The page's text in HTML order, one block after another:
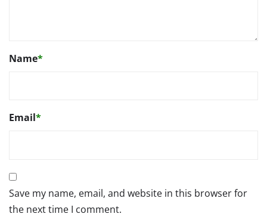
Name*
Email*
Save my name, email, and website in this browser for
the next time I comment.